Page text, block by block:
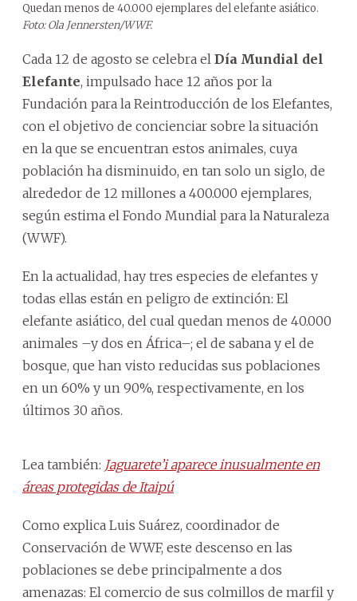
Quedan menos de 40.000 ejemplares del elefante asiático.
Foto: Ola Jennersten/WWF.
Cada 12 de agosto se celebra el Día Mundial del
Elefante, impulsado hace 12 años por la
Fundación para la Reintroducción de los Elefantes,
con el objetivo de concienciar sobre la situación
en la que se encuentran estos animales, cuya
población ha disminuido, en tan solo un siglo, de
alrededor de 12 millones a 400.000 ejemplares,
según estima el Fondo Mundial para la Naturaleza
(WWF).
En la actualidad, hay tres especies de elefantes y
todas ellas están en peligro de extinción: El
elefante asiático, del cual quedan menos de 40.000
animales –y dos en África–; el de sabana y el de
bosque, que han visto reducidas sus poblaciones
en un 60% y un 90%, respectivamente, en los
últimos 30 años.
Lea también: Jaguarete’i aparece inusualmente en
áreas protegidas de Itaipú
Como explica Luis Suárez, coordinador de
Conservación de WWF, este descenso en las
poblaciones se debe principalmente a dos
amenazas: El comercio de sus colmillos de marfil y